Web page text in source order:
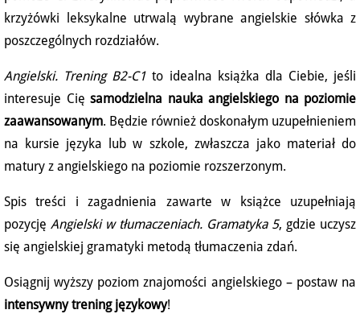
krzyżówki leksykalne utrwalą wybrane angielskie słówka z
poszczególnych rozdziałów.
Angielski. Trening B2-C1 to idealna książka dla Ciebie, jeśli
interesuje Cię samodzielna nauka angielskiego na poziomie
zaawansowanym. Będzie również doskonałym uzupełnieniem
na kursie języka lub w szkole, zwłaszcza jako materiał do
matury z angielskiego na poziomie rozszerzonym.
Spis treści i zagadnienia zawarte w książce uzupełniają
pozycję Angielski w tłumaczeniach. Gramatyka 5, gdzie uczysz
się angielskiej gramatyki metodą tłumaczenia zdań.
Osiągnij wyższy poziom znajomości angielskiego – postaw na
intensywny trening językowy!